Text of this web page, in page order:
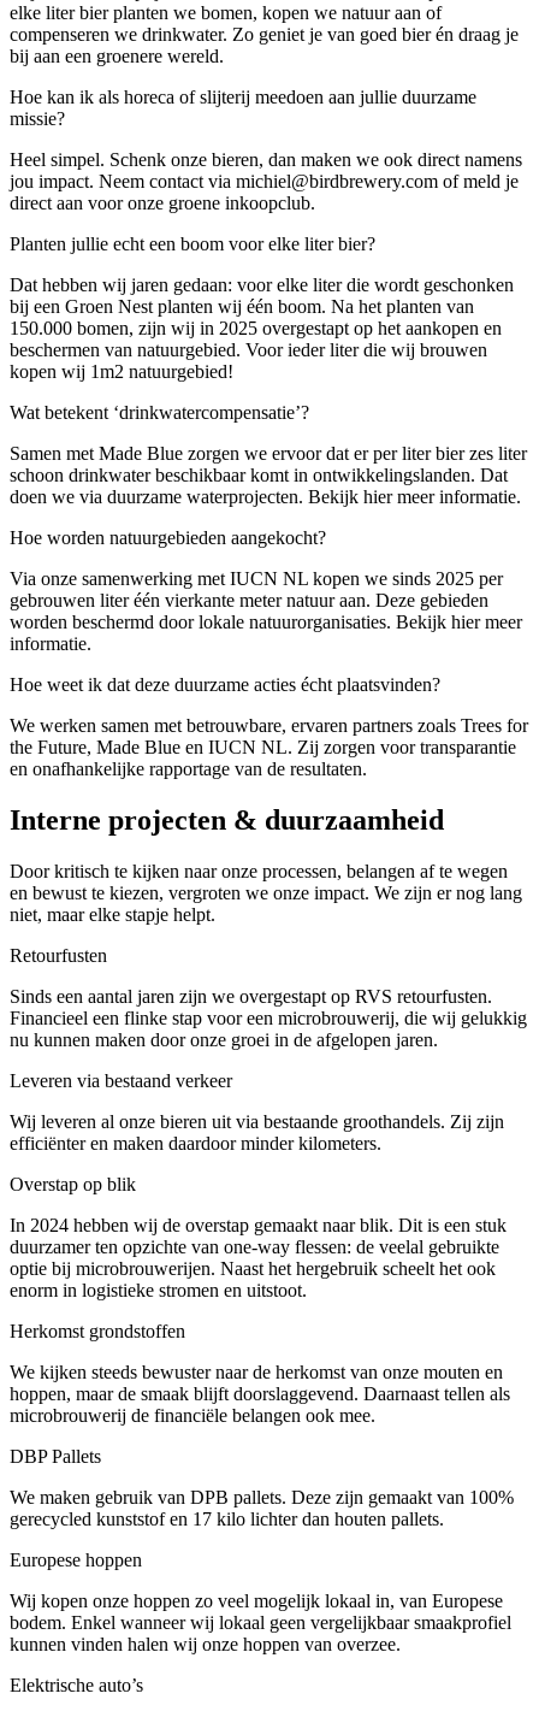
elke liter bier planten we bomen, kopen we natuur aan of
compenseren we drinkwater. Zo geniet je van goed bier én draag je
bij aan een groenere wereld.
Hoe kan ik als horeca of slijterij meedoen aan jullie duurzame
missie?
Heel simpel. Schenk onze bieren, dan maken we ook direct namens
jou impact. Neem contact via michiel@birdbrewery.com of meld je
direct aan voor onze groene inkoopclub.
Planten jullie echt een boom voor elke liter bier?
Dat hebben wij jaren gedaan: voor elke liter die wordt geschonken
bij een Groen Nest planten wij één boom. Na het planten van
150.000 bomen, zijn wij in 2025 overgestapt op het aankopen en
beschermen van natuurgebied. Voor ieder liter die wij brouwen
kopen wij 1m2 natuurgebied!
Wat betekent ‘drinkwatercompensatie’?
Samen met Made Blue zorgen we ervoor dat er per liter bier zes liter
schoon drinkwater beschikbaar komt in ontwikkelingslanden. Dat
doen we via duurzame waterprojecten. Bekijk hier meer informatie.
Hoe worden natuurgebieden aangekocht?
Via onze samenwerking met IUCN NL kopen we sinds 2025 per
gebrouwen liter één vierkante meter natuur aan. Deze gebieden
worden beschermd door lokale natuurorganisaties. Bekijk hier meer
informatie.
Hoe weet ik dat deze duurzame acties écht plaatsvinden?
We werken samen met betrouwbare, ervaren partners zoals Trees for
the Future, Made Blue en IUCN NL. Zij zorgen voor transparantie
en onafhankelijke rapportage van de resultaten.
Interne projecten & duurzaamheid
Door kritisch te kijken naar onze processen, belangen af te wegen
en bewust te kiezen, vergroten we onze impact. We zijn er nog lang
niet, maar elke stapje helpt.
Retourfusten
Sinds een aantal jaren zijn we overgestapt op RVS retourfusten.
Financieel een flinke stap voor een microbrouwerij, die wij gelukkig
nu kunnen maken door onze groei in de afgelopen jaren.
Leveren via bestaand verkeer
Wij leveren al onze bieren uit via bestaande groothandels. Zij zijn
efficiënter en maken daardoor minder kilometers.
Overstap op blik
In 2024 hebben wij de overstap gemaakt naar blik. Dit is een stuk
duurzamer ten opzichte van one-way flessen: de veelal gebruikte
optie bij microbrouwerijen. Naast het hergebruik scheelt het ook
enorm in logistieke stromen en uitstoot.
Herkomst grondstoffen
We kijken steeds bewuster naar de herkomst van onze mouten en
hoppen, maar de smaak blijft doorslaggevend. Daarnaast tellen als
microbrouwerij de financiële belangen ook mee.
DBP Pallets
We maken gebruik van DPB pallets. Deze zijn gemaakt van 100%
gerecycled kunststof en 17 kilo lichter dan houten pallets.
Europese hoppen
Wij kopen onze hoppen zo veel mogelijk lokaal in, van Europese
bodem. Enkel wanneer wij lokaal geen vergelijkbaar smaakprofiel
kunnen vinden halen wij onze hoppen van overzee.
Elektrische auto’s